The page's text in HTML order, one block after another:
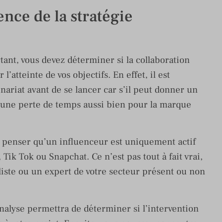
de la stratégie
vous devez déterminer si la collaboration
de vos objectifs. En effet, il est
avant de se lancer car s’il peut donner un
perte de temps aussi bien pour la marque
qu’un influenceur est uniquement actif
Tok ou Snapchat. Ce n’est pas tout à fait vrai,
ou un expert de votre secteur présent ou non
permettra de déterminer si l’intervention